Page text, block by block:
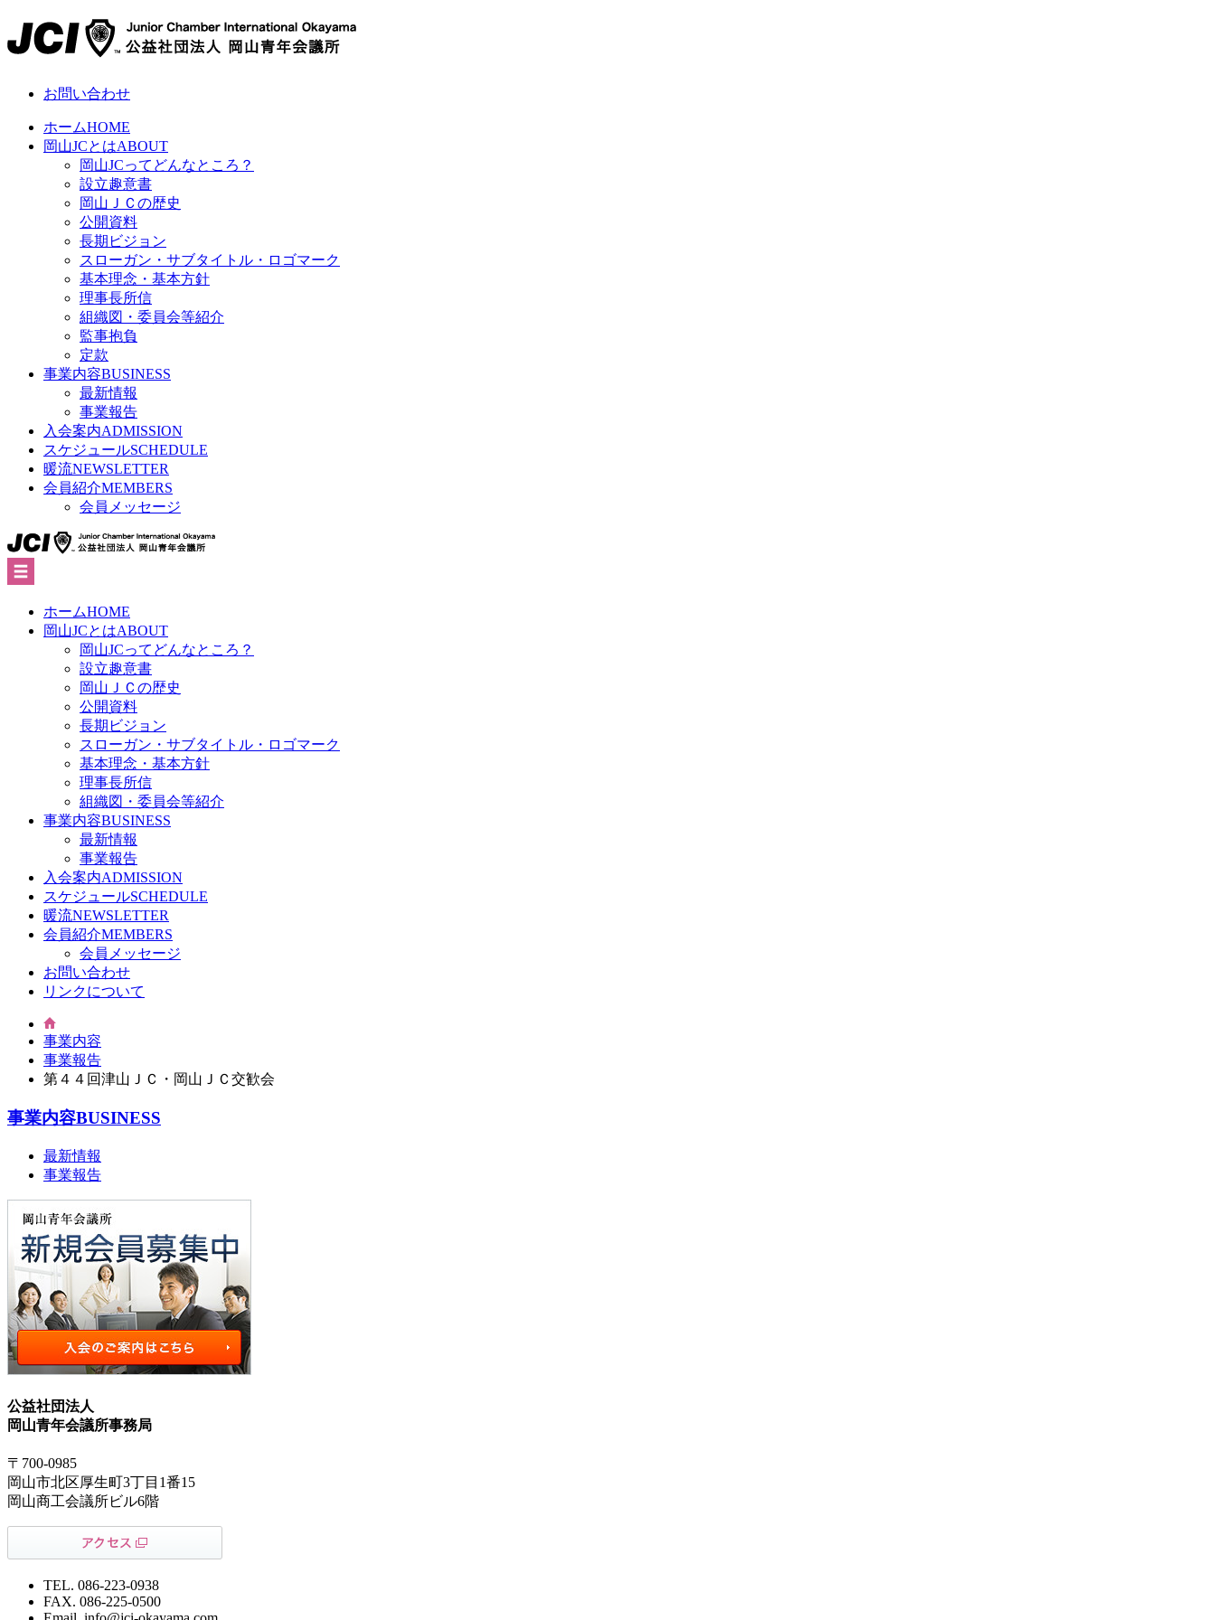
お問い合わせ
ホームHOME
岡山JCとはABOUT
岡山JCってどんなところ？
設立趣意書
岡山ＪＣの歴史
公開資料
長期ビジョン
スローガン・サブタイトル・ロゴマーク
基本理念・基本方針
理事長所信
組織図・委員会等紹介
監事抱負
定款
事業内容BUSINESS
最新情報
事業報告
入会案内ADMISSION
スケジュールSCHEDULE
暖流NEWSLETTER
会員紹介MEMBERS
会員メッセージ
ホームHOME
岡山JCとはABOUT
岡山JCってどんなところ？
設立趣意書
岡山ＪＣの歴史
公開資料
長期ビジョン
スローガン・サブタイトル・ロゴマーク
基本理念・基本方針
理事長所信
組織図・委員会等紹介
事業内容BUSINESS
最新情報
事業報告
入会案内ADMISSION
スケジュールSCHEDULE
暖流NEWSLETTER
会員紹介MEMBERS
会員メッセージ
お問い合わせ
リンクについて
事業内容
事業報告
第４４回津山ＪＣ・岡山ＪＣ交歓会
事業内容BUSINESS
最新情報
事業報告
公益社団法人
岡山青年会議所事務局
〒700-0985
岡山市北区厚生町3丁目1番15
岡山商工会議所ビル6階
TEL. 086-223-0938
FAX. 086-225-0500